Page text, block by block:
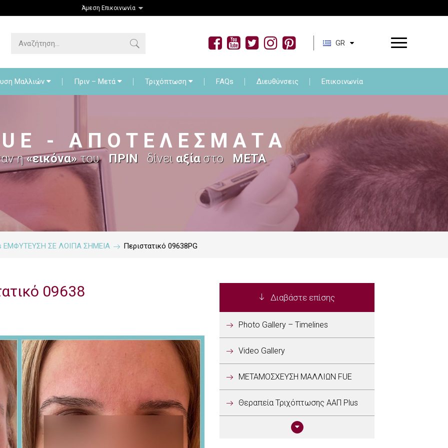
Άμεση Επικοινωνία
GR
Μαλλιών Πριν – Μετά Τριχόπτωση FAQs Διευθύνσεις Επικοινωνία
U E - Α Π Ο Τ Ε Λ Ε Σ Μ Α Τ Α
η«εικόνα»του ΠΡΙΝ δίνει αξίαστο ΜΕΤΑ
ΕΜΦΥΤΕΥΣΗ ΣΕ ΛΟΙΠΑ ΣΗΜΕΙΑ Περιστατικό 09638PG
09638 Διαβάστε επίσης
Photo Gallery – Timelines
Video Gallery
ΜΕΤΑΜΟΣΧΕΥΣΗ ΜΑΛΛΙΩΝ FUE
Θεραπεία Τριχόπτωσης ΑΑΠ Plus